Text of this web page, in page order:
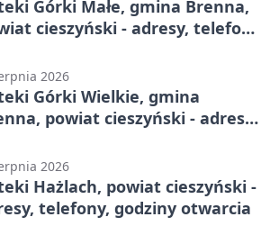
Górki Małe, gmina Brenna,
cieszyński - adresy, telefony,
2026
Górki Wielkie, gmina
powiat cieszyński - adresy,
2026
Hażlach, powiat cieszyński -
telefony, godziny otwarcia